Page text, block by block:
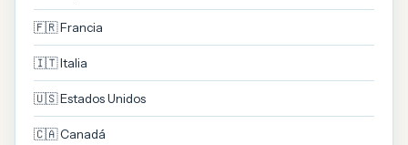
🇫🇷 Francia
🇮🇹 Italia
🇺🇸 Estados Unidos
🇨🇦 Canadá